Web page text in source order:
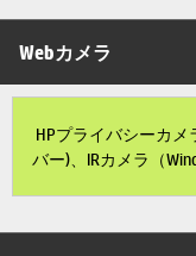
Webカメラ
HPプライバシーカメ
バー)、IRカメラ（